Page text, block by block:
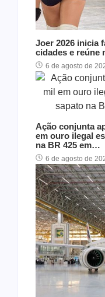
Joer 2026 inicia
cidades e reúne
6 de agosto de
Ação conjunta
em ouro ilegal
na BR 425 em…
6 de agosto de